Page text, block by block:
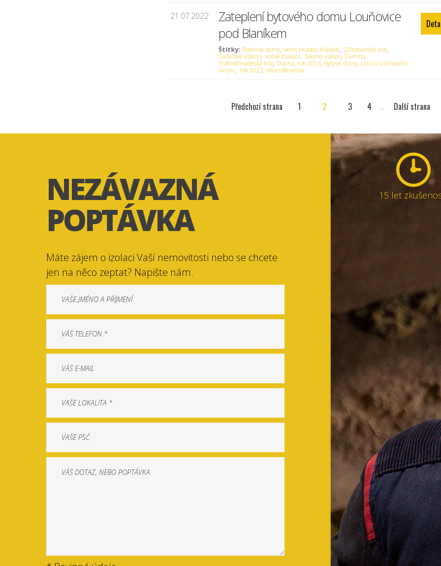
21.07.2022
Zateplení bytového domu Louňovice
pod Blaníkem
Štítky: Rodinné domy, okres Hradec Králové, Středočeský kraj,
Čedičové vlákno, Volné foukání, Skelné vlákno, Šikmina,
Královéhradecký kraj, Dutina, rok 2016, Bytové domy, Dutina trámového
stropu, rok 2022, okres Benešov
Předchozí strana 1 2 3 4 ... Další strana
NEZÁVAZNÁ
POPTÁVKA
Máte zájem o izolaci Vaší nemovitosti nebo se chcete
jen na něco zeptat? Napište nám.
15 let